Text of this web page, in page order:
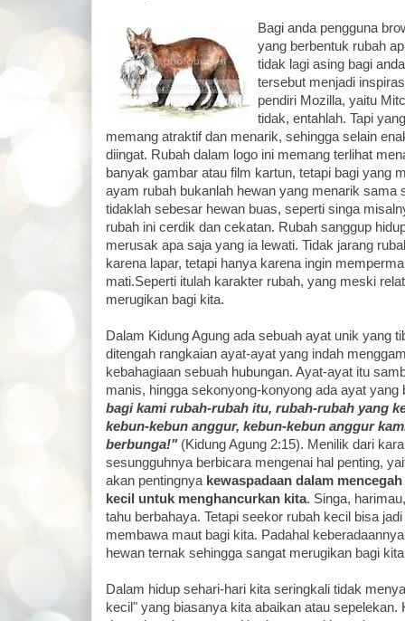
Bagi anda pengguna
yang berbentuk rubah
tidak lagi asing bagi
tersebut menjadi
pendiri Mozilla, yaitu
tidak, entahlah. Tapi
memang atraktif dan menarik, sehingga selain
diingat. Rubah dalam logo ini memang terlihat
banyak gambar atau film kartun, tetapi bagi yang
ayam rubah bukanlah hewan yang menarik sama
tidaklah sebesar hewan buas, seperti singa
rubah ini cerdik dan cekatan. Rubah sanggup
merusak apa saja yang ia lewati. Tidak jarang
karena lapar, tetapi hanya karena ingin
mati.Seperti itulah karakter rubah, yang meski
merugikan bagi kita.
Dalam Kidung Agung ada sebuah ayat unik yang
ditengah rangkaian ayat-ayat yang indah
kebahagiaan sebuah hubungan. Ayat-ayat itu
manis, hingga sekonyong-konyong ada ayat yang
bagi kami rubah-rubah itu, rubah-rubah yang
kebun-kebun anggur, kebun-kebun anggur
berbunga!"(Kidung Agung 2:15). Menilik dari
sesungguhnya berbicara mengenai hal penting,
akan pentingnya kewaspadaan dalam
kecil untuk menghancurkan kita. Singa,
tahu berbahaya. Tetapi seekor rubah kecil bisa
membawa maut bagi kita. Padahal
hewan ternak sehingga sangat merugikan bagi
Dalam hidup sehari-hari kita seringkali tidak
kecil" yang biasanya kita abaikan atau sepelekan.